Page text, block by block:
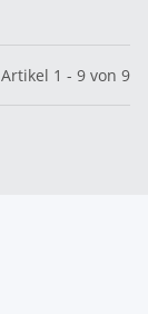
Artikel 1 - 9 von 9